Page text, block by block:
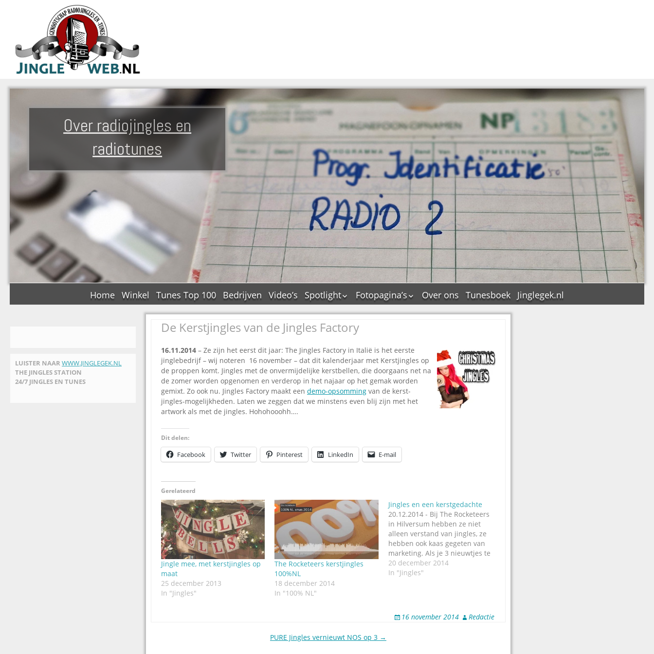
Over radiojingles en
radiotunes
Home Winkel Tunes Top 100 Bedrijven Video’s
Spotlight
De Tourflitsjingle –
wie zijn de makers?
Jingledemo’s en hun
Dallas jingle city
De Tourtune
Ferry Maat 65
Ferry Maat interview
Stoomfluit Klaas
Vaak
Fotopagina’s
JAM in pictures
PAMS in pictures
Pepper & Tanner in
pictures
Top Format in
pictures
Dik Voormekaar in
foto’s
Over ons Tunesboek Jinglegek.nl
LUISTER NAAR WWW.JINGLEGEK.NL
THE JINGLES STATION
24/7 JINGLES EN TUNES
De Kerstjingles van de Jingles Factory
16.11.2014 – Ze zijn het eerst dit jaar: The Jingles Factory in Italië is het eerste
jinglebedrijf – wij noteren 16 november – dat dit kalenderjaar met Kerstjingles op
de proppen komt. Jingles met de onvermijdelijke kerstbellen, die doorgaans net na
de zomer worden opgenomen en verderop in het najaar op het gemak worden
gemixt. Zo ook nu. Jingles Factory maakt een demo-opsomming van de kerst-
jingles-mogelijkheden. Laten we zeggen dat we minstens even blij zijn met het
artwork als met de jingles. Hohohooohh….
Dit delen:
Facebook Twitter Pinterest LinkedIn E-mail
Gerelateerd
Jingle mee, met kerstjingles op
maat
25 december 2013
In "Jingles"
The Rocketeers kerstjingles
100%NL
18 december 2014
In "100% NL"
Jingles en een kerstgedachte
20.12.2014 - Bij The Rocketeers
in Hilversum hebben ze niet
alleen verstand van jingles, ze
hebben ook kaas gegeten van
marketing. Als je 3 nieuwtjes te
melden hebt, verstuur dan 3
persberichten in een paar
20 december 2014
In "Jingles"
16 november 2014 Redactie
PURE Jingles vernieuwt NOS op 3 →